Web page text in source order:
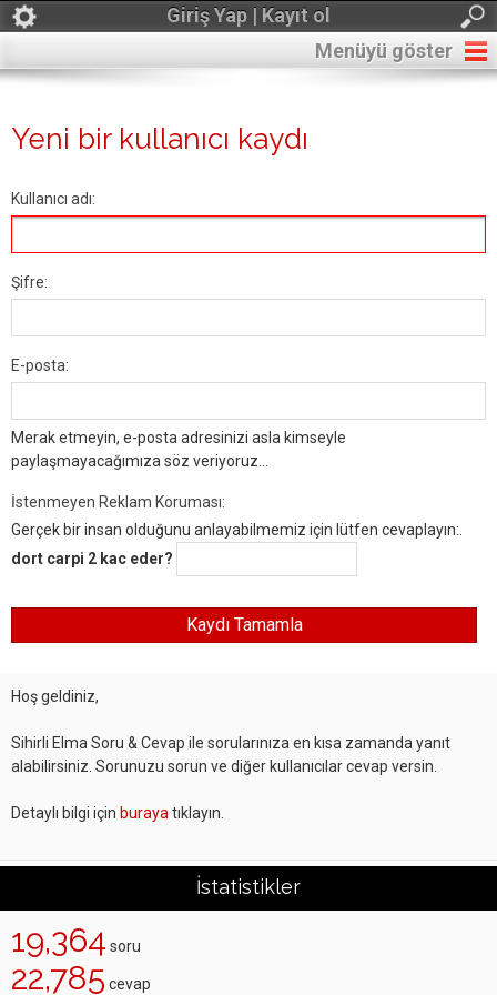
Giriş Yap | Kayıt ol
Menüyü göster
Yeni bir kullanıcı kaydı
Kullanıcı adı:
Şifre:
E-posta:
Merak etmeyin, e-posta adresinizi asla kimseyle
paylaşmayacağımıza söz veriyoruz...
İstenmeyen Reklam Koruması:
Gerçek bir insan olduğunu anlayabilmemiz için lütfen cevaplayın:.
dort carpi 2 kac eder?
Hoş geldiniz,
Sihirli Elma Soru & Cevap ile sorularınıza en kısa zamanda yanıt
alabilirsiniz. Sorunuzu sorun ve diğer kullanıcılar cevap versin.
Detaylı bilgi için buraya tıklayın.
İstatistikler
19,364 soru
22,785 cevap